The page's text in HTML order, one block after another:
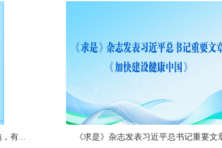
有... 《求是》杂志发表习近平总书记重要文